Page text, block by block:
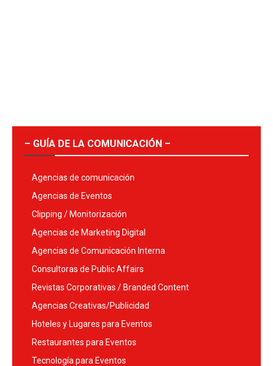
– GUÍA DE LA COMUNICACIÓN –
Agencias de comunicación
Agencias de Eventos
Clipping / Monitorización
Agencias de Marketing Digital
Agencias de Comunicación Interna
Consultoras de Public Affairs
Revistas Corporativas / Branded Content
Agencias Creativas/Publicidad
Hoteles y Lugares para Eventos
Restaurantes para Eventos
Tecnología para Eventos